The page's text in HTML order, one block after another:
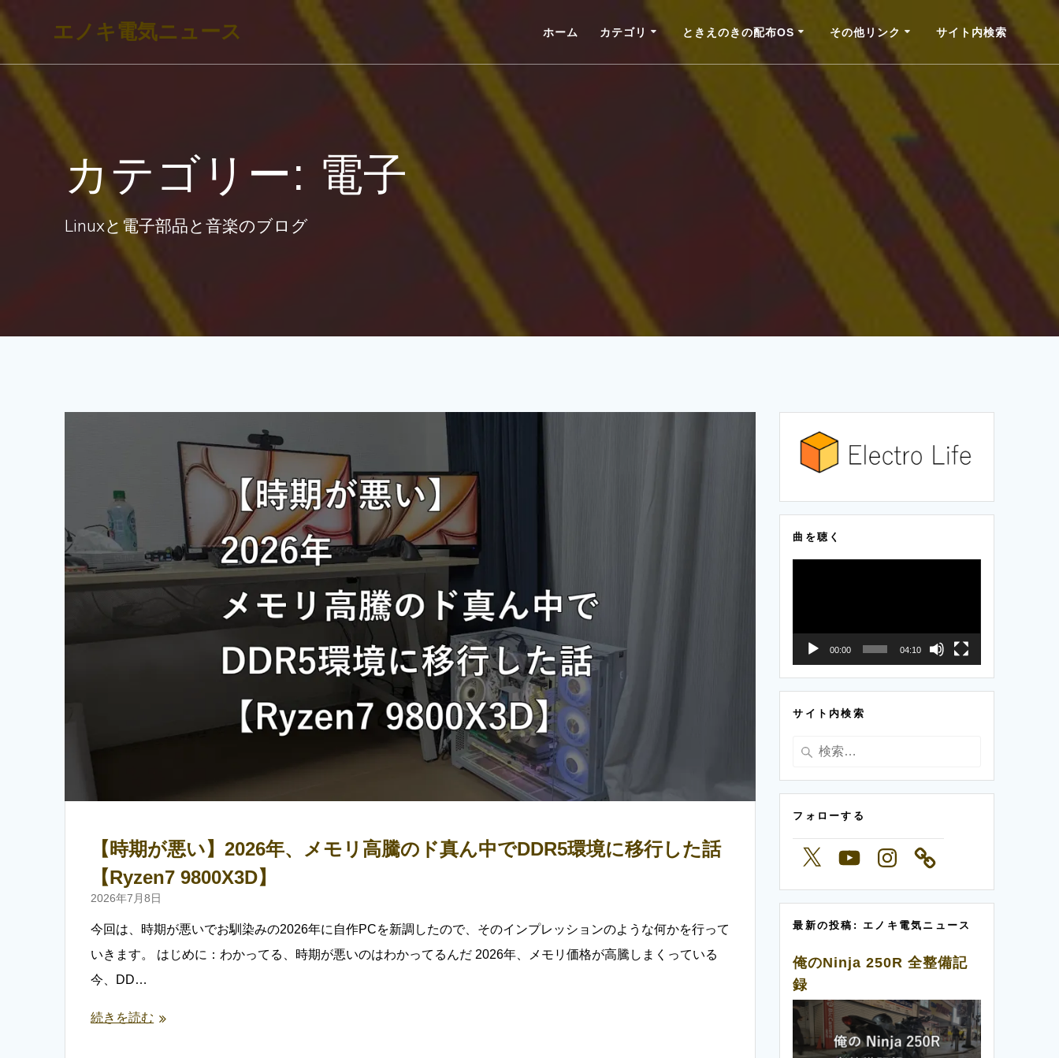
コ
テ
エノキ電気ニュース ホーム カテゴリ ときえのきの配布OS その他リンク サイト内検索
カテゴリー: 電子
Linuxと電子部品と音楽のブログ
【時期が悪い】2026年、メモリ高騰のド真ん中でDDR5環境に移行した話
【Ryzen7 9800X3D】
2026年7月8日
今回は、時期が悪いでお馴染みの2026年に自作PCを新調したので、そのインプレッションのような何かを行って
いきます。 はじめに：わかってる、時期が悪いのはわかってるんだ 2026年、メモリ価格が高騰しまくっている
今、DD…
続きを読む
曲を聴く
ー
00:00 04:10
サイト内検索
検
フォローする
X YouTubeInstagram
最新の投稿: エノキ電気ニュース
俺のNinja 250R 全整備記
録